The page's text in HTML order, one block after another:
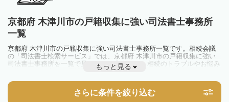
京都府 木津川市の戸籍収集に強い司法書士事務所
一覧
京都府 木津川市の戸籍収集に強い司法書士事務所一覧です。相続会議
の「司法書士検索サービス」では、京都府 木津川市の戸籍収集に強い
司法書士事務所を一覧で見ることが出来ます。相続のトラブルやお悩み
を抱えている方は一度近隣の司法書士に相談してみましょう。
もっと見る
さらに条件を絞り込む